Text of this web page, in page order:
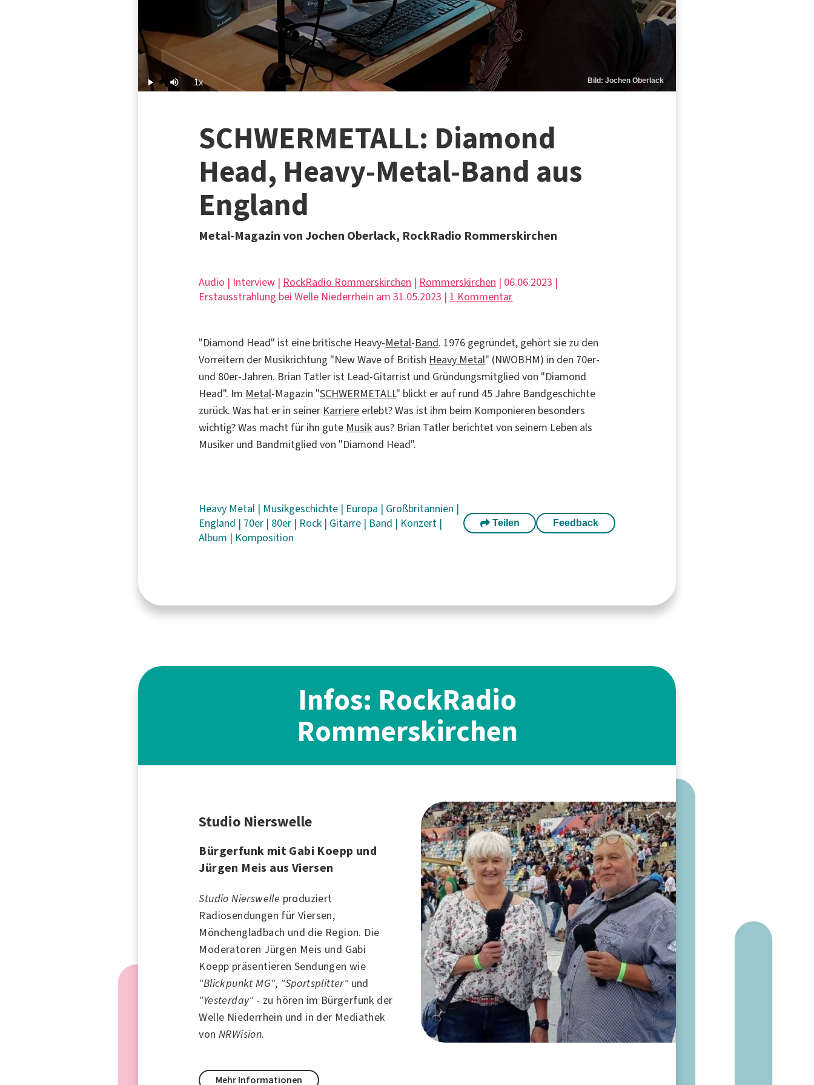
Play Mute 1xPlayback
Rate
Bild: Jochen Oberlack
SCHWERMETALL: Diamond
Head, Heavy-Metal-Band aus
England
Metal-Magazin von Jochen Oberlack, RockRadio Rommerskirchen
Audio | Interview | RockRadio Rommerskirchen | Rommerskirchen | 06.06.2023 |
Erstausstrahlung bei Welle Niederrhein am 31.05.2023 | 1 Kommentar
"Diamond Head" ist eine britische Heavy-Metal-Band. 1976 gegründet, gehört sie zu den
Vorreitern der Musikrichtung "New Wave of British Heavy Metal" (NWOBHM) in den 70er-
und 80er-Jahren. Brian Tatler ist Lead-Gitarrist und Gründungsmitglied von "Diamond
Head". Im Metal-Magazin "SCHWERMETALL" blickt er auf rund 45 Jahre Bandgeschichte
zurück. Was hat er in seiner Karriere erlebt? Was ist ihm beim Komponieren besonders
wichtig? Was macht für ihn gute Musik aus? Brian Tatler berichtet von seinem Leben als
Musiker und Bandmitglied von "Diamond Head".
Heavy Metal | Musikgeschichte | Europa | Großbritannien |
England | 70er | 80er | Rock | Gitarre | Band | Konzert |
Album | Komposition
Teilen Feedback
Infos: RockRadio
Rommerskirchen
Studio Nierswelle
Bürgerfunk mit Gabi Koepp und
Jürgen Meis aus Viersen
Studio Nierswelle produziert
Radiosendungen für Viersen,
Mönchengladbach und die Region. Die
Moderatoren Jürgen Meis und Gabi
Koepp präsentieren Sendungen wie
"Blickpunkt MG", "Sportsplitter"und
"Yesterday"- zu hören im Bürgerfunk der
Welle Niederrhein und in der Mediathek
vonNRWision.
Mehr Informationen